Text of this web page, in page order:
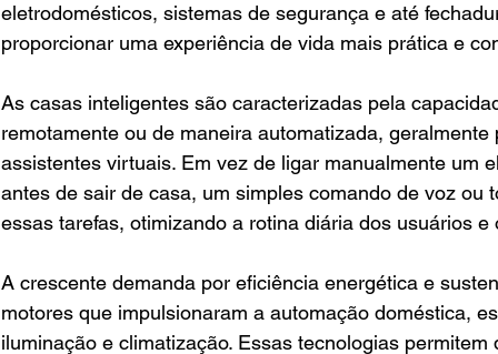
eletrodomésticos, sistemas de segurança e até
proporcionar uma experiência de vida mais prática e
As casas inteligentes são caracterizadas pela
remotamente ou de maneira automatizada,
assistentes virtuais. Em vez de ligar manualmente um
antes de sair de casa, um simples comando de voz ou
essas tarefas, otimizando a rotina diária dos usuários
A crescente demanda por eficiência energética e
motores que impulsionaram a automação doméstica,
iluminação e climatização. Essas tecnologias